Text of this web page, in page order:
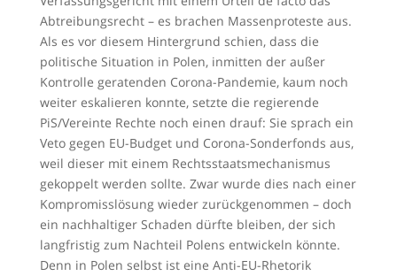
Abtreibungsrecht – es brachen Massenproteste aus.
Als es vor diesem Hintergrund schien, dass die
politische Situation in Polen, inmitten der außer
Kontrolle geratenden Corona-Pandemie, kaum noch
weiter eskalieren konnte, setzte die regierende
PiS/Vereinte Rechte noch einen drauf: Sie sprach ein
Veto gegen EU-Budget und Corona-Sonderfonds aus,
weil dieser mit einem Rechtsstaatsmechanismus
gekoppelt werden sollte. Zwar wurde dies nach einer
Kompromisslösung wieder zurückgenommen – doch
ein nachhaltiger Schaden dürfte bleiben, der sich
langfristig zum Nachteil Polens entwickeln könnte.
Denn in Polen selbst ist eine Anti-EU-Rhetorik